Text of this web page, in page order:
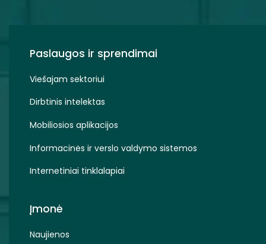
Paslaugos ir sprendimai
Viešajam sektoriui
Dirbtinis intelektas
Mobiliosios aplikacijos
Informacinės ir verslo valdymo sistemos
Internetiniai tinklalapiai
Įmonė
Naujienos